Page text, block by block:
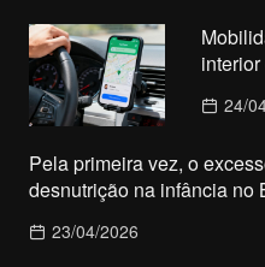
24/
Pela primeira vez, o
desnutrição na infância no
23/04/2026